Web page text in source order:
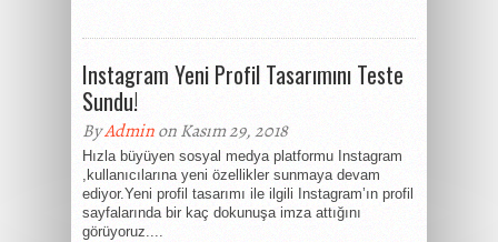
Instagram Yeni Profil Tasarımını Teste
Sundu!
ByAdminon Kasım 29, 2018
Hızla büyüyen sosyal medya platformu Instagram
,kullanıcılarına yeni özellikler sunmaya devam
ediyor.Yeni profil tasarımı ile ilgili Instagram’ın profil
sayfalarında bir kaç dokunuşa imza attığını
görüyoruz....